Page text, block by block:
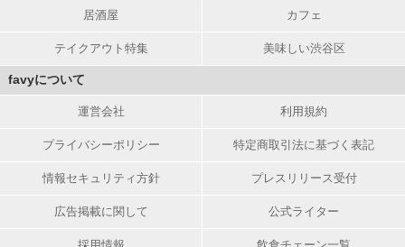
居酒屋 カフェ
テイクアウト特集 美味しい渋谷区
favyについて
運営会社 利用規約
プライバシーポリシー 特定商取引法に基づく表記
情報セキュリティ方針 プレスリリース受付
広告掲載に関して 公式ライター